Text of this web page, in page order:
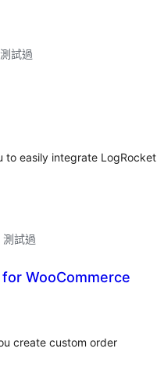
試過
to easily integrate LogRocket
試過
WooCommerce
create custom order